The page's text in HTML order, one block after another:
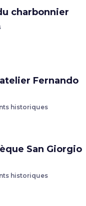
charbonnier
Fernando
historiques
San Giorgio
historiques